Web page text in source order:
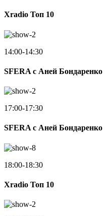
Xradio Топ 10
14:00-14:30
SFERA с Аней Бондаренко
17:00-17:30
SFERA с Аней Бондаренко
18:00-18:30
Xradio Топ 10